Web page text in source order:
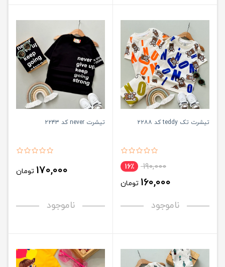
تیشرت تک teddy کد ۲۲۸۸
190,000 16٪
160,000 تومان
ناموجود
تیشرت never کد ۲۲۴۳
170,000 تومان
ناموجود